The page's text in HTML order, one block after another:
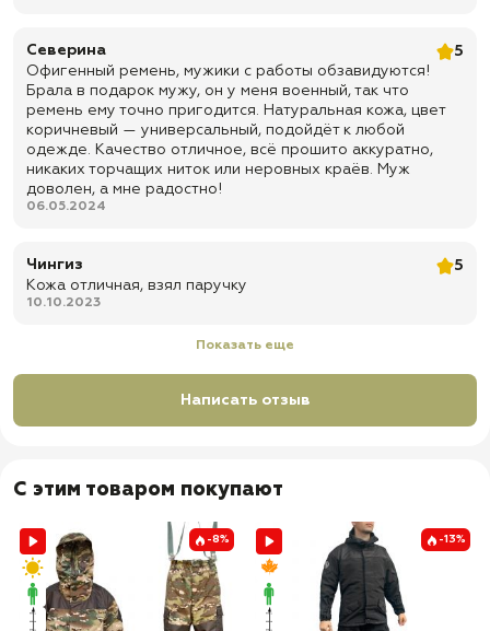
Северина
5
Офигенный ремень, мужики с работы обзавидуются!
Брала в подарок мужу, он у меня военный, так что
ремень ему точно пригодится. Натуральная кожа, цвет
коричневый — универсальный, подойдёт к любой
одежде. Качество отличное, всё прошито аккуратно,
никаких торчащих ниток или неровных краёв. Муж
доволен, а мне радостно!
06.05.2024
Чингиз
5
Кожа отличная, взял паручку
10.10.2023
Показать еще
Написать отзыв
С этим товаром покупают
-8% -13%